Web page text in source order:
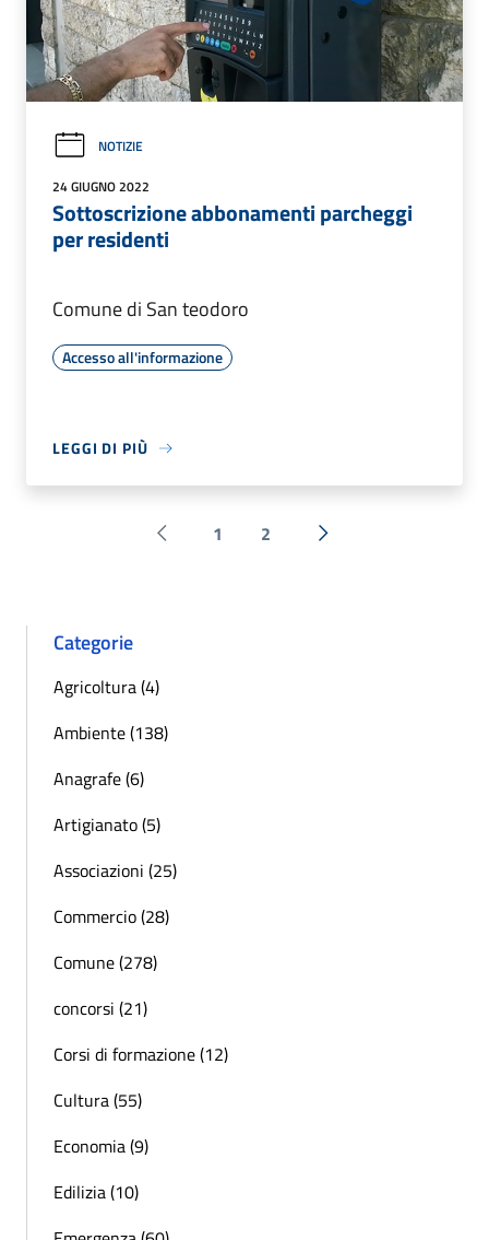
NOTIZIE
24 GIUGNO 2022
Sottoscrizione abbonamenti parcheggi
per residenti
Comune di San teodoro
Accesso all'informazione
LEGGI DI PIÙ
Pagina precedente
1 2 Successiva »
Categorie
Agricoltura (4)
Ambiente (138)
Anagrafe (6)
Artigianato (5)
Associazioni (25)
Commercio (28)
Comune (278)
concorsi (21)
Corsi di formazione (12)
Cultura (55)
Economia (9)
Edilizia (10)